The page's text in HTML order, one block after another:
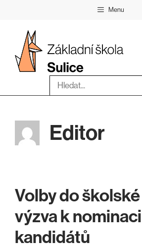
Menu
Hledat:
Editor
Volby do
výzva k nominaci
kandidátů